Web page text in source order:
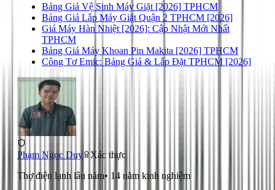
Bảng Giá Vệ Sinh Máy Giặt [2026] TPHCM
Bảng Giá Lắp Máy Giặt Quận 2 TPHCM [2026]
Giá Máy Hàn Nhiệt [2026]: Cập Nhật Mới Nhất
TPHCM
Bảng Giá Máy Khoan Pin Makita [2026] TPHCM
Công Tơ Emic: Bảng Giá & Lắp Đặt TPHCM [2026]
Phạm Ngọc Duy
Xác thực
Thợ điện lạnh lâu năm• 14 năm kinh nghiệm